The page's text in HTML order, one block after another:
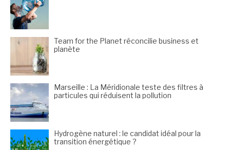
Team for the Planet réconcilie business et
planète
Marseille : La Méridionale teste des filtres à
particules qui réduisent la pollution
Hydrogène naturel : le candidat idéal pour la
transition énergétique ?